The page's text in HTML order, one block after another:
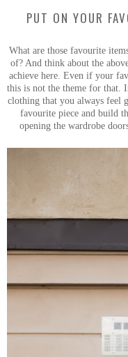
PUT ON YOUR
What are those favourite
of? And think about the
achieve here. Even if your
this is not the theme for that.
clothing that you always feel
favourite piece and build
opening the wardrobe